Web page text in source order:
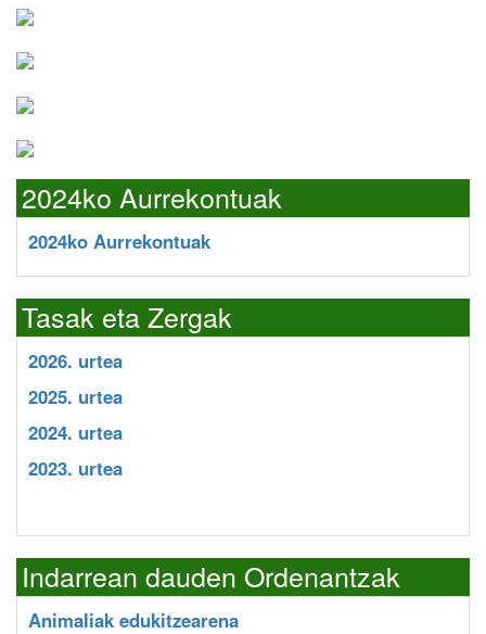
2024ko Aurrekontuak
2024ko Aurrekontuak
Tasak eta Zergak
2026. urtea
2025. urtea
2024. urtea
2023. urtea
Indarrean dauden Ordenantzak
Animaliak edukitzearena